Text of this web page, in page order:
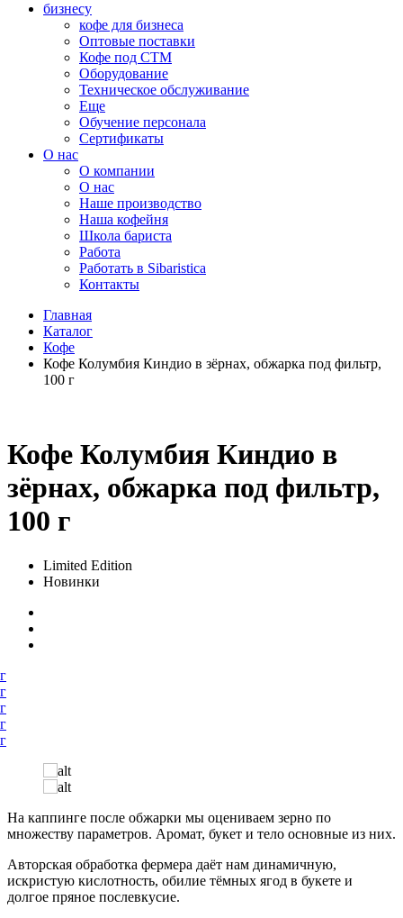
бизнесу
кофе для бизнеса
Оптовые поставки
Кофе под СТМ
Оборудование
Техническое обслуживание
Еще
Обучение персонала
Сертификаты
О нас
O компании
О нас
Наше производство
Наша кофейня
Школа бариста
Работа
Работать в Sibaristica
Контакты
Главная
Каталог
Кофе
Кофе Колумбия Киндио в зёрнах, обжарка под фильтр,
100 г
Кофе Колумбия Киндио в
зёрнах, обжарка под фильтр,
100 г
Limited Edition
Новинки
На каппинге после обжарки мы оцениваем зерно по
множеству параметров. Аромат, букет и тело основные из них.
Авторская обработка фермера даёт нам динамичную,
искристую кислотность, обилие тёмных ягод в букете и
долгое пряное послевкусие.